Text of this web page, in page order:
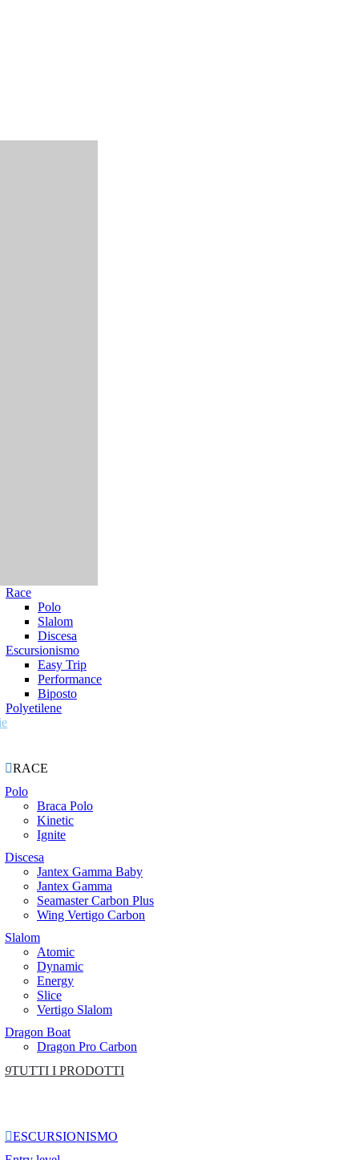
Race
Polo
Slalom
Discesa
Escursionismo
Easy Trip
Performance
Biposto
Polyetilene
RACE
Polo
Braca Polo
Kinetic
Ignite
Discesa
Jantex Gamma Baby
Jantex Gamma
Seamaster Carbon Plus
Wing Vertigo Carbon
Slalom
Atomic
Dynamic
Energy
Slice
Vertigo Slalom
Dragon Boat
Dragon Pro Carbon
9TUTTI I PRODOTTI
ESCURSIONISMO